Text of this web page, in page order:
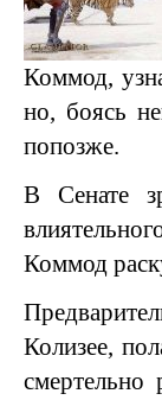
Коммод,
но, боясь
попозже.
В Сенате
Коммод
Колизее,